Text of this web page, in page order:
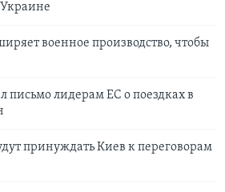
военное производство, чтобы
письмо лидерам ЕС о поездках в
принуждать Киев к переговорам